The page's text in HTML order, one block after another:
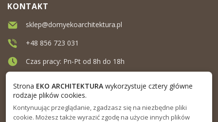
MENU
KONTAKT
sklep@domyekoarchitektura.pl
+48 856 723 031
Czas pracy: Pn-Pt od 8h do 18h
Strona EKO ARCHITEKTURAwykorzystuje cztery główne
rodzaje plików cookies.
Kontynuując przeglądanie, zgadzasz się na niezbędne pliki
cookie. Możesz także wyrazić zgodę na użycie innych plików